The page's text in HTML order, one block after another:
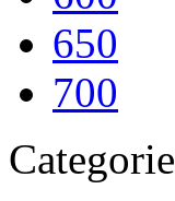
650
700
Categorie